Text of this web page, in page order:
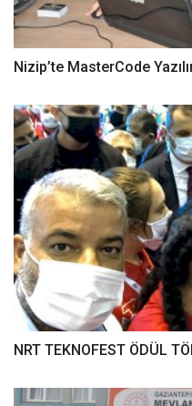
Nizip’te MasterCode
NRT TEKNOFEST ÖDÜL